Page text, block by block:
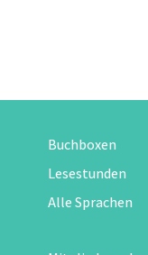
Buchboxen
Lesestunden
Alle Sprachen